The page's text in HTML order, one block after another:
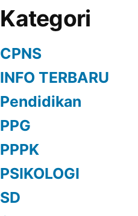
Kategori
CPNS
INFO TERBARU
Pendidikan
PPG
PPPK
PSIKOLOGI
SD